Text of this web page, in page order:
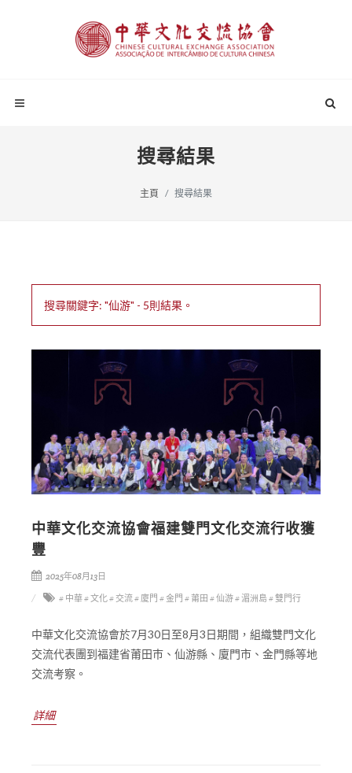
搜尋結果
主頁 搜尋結果
搜尋關鍵字: "仙游" - 5則結果。
中華文化交流協會福建雙門文化交流行收獲
豐
2025年08月13日
# 中華# 文化# 交流# 廈門 # 金門 # 莆田 # 仙游# 湄洲島# 雙門行
中華文化交流協會於7月30日至8月3日期間，組織雙門文化
交流代表團到福建省莆田巿、仙游縣、廈門市、金門縣等地
交流考察。
詳細